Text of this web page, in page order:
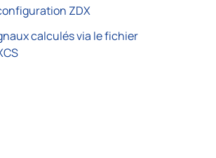
ZDX
calculés via le fichier